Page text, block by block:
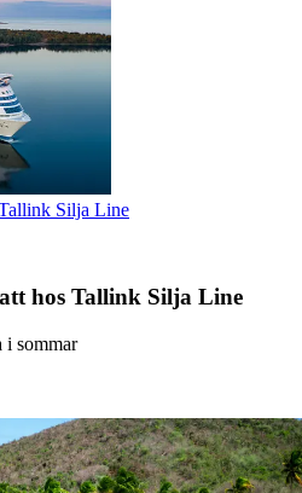
Silja Line
hos Tallink Silja Line
i sommar